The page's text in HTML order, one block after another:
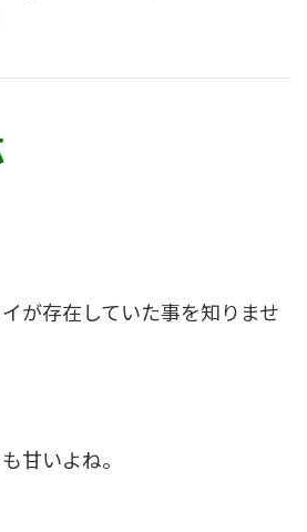
が存在していた事を知りませ
甘いよね。